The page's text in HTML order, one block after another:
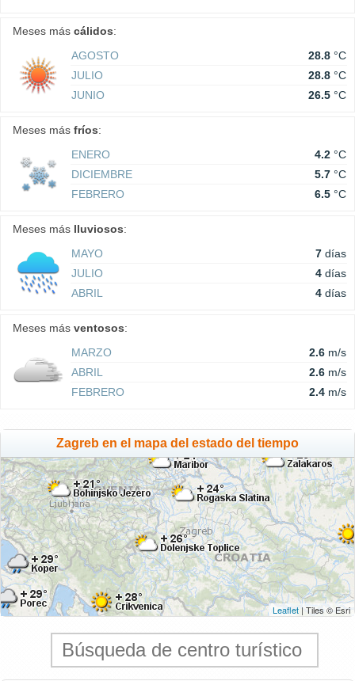
Meses más cálidos:
AGOSTO
28.8 °C
JULIO
28.8 °C
JUNIO
26.5 °C
Meses más fríos:
ENERO
4.2 °C
DICIEMBRE
5.7 °C
FEBRERO
6.5 °C
Meses más lluviosos:
MAYO
7 días
JULIO
4 días
ABRIL
4 días
Meses más ventosos:
MARZO
2.6 m/s
ABRIL
2.6 m/s
FEBRERO
2.4 m/s
Zagreb en el mapa del estado del tiempo
Leaflet | Tiles © Esri